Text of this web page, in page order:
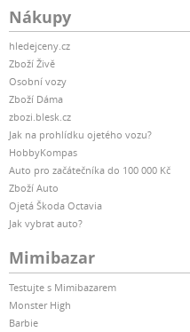
Nákupy
hledejceny.cz
Zboží Živě
Osobní vozy
Zboží Dáma
zbozi.blesk.cz
Jak na prohlídku ojetého vozu?
HobbyKompas
Auto pro začátečníka do 100 000 Kč
Zboží Auto
Ojetá Škoda Octavia
Jak vybrat auto?
Mimibazar
Testujte s Mimibazarem
Monster High
Barbie